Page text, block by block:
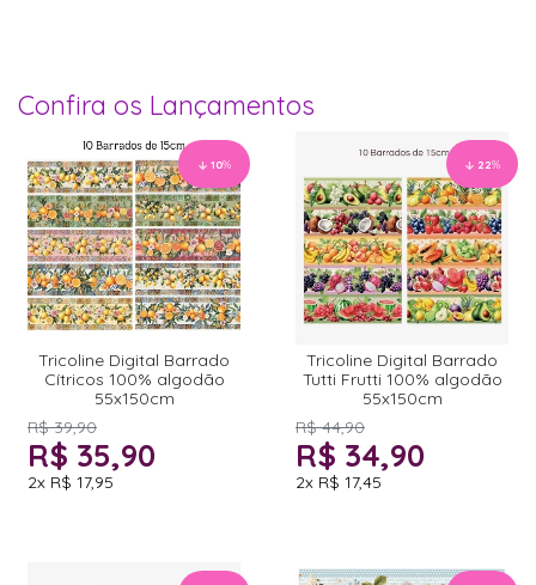
Confira os Lançamentos
10%
Tricoline Digital Barrado
Cítricos 100% algodão
55x150cm
R$ 39,90
R$ 35,90
2x R$ 17,95
22%
Tricoline Digital Barrado
Tutti Frutti 100% algodão
55x150cm
R$ 44,90
R$ 34,90
2x R$ 17,45